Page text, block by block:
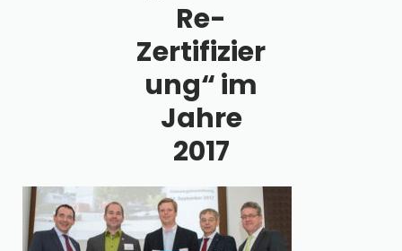
Re-
Zertifizier
ung“ im
Jahre
2017